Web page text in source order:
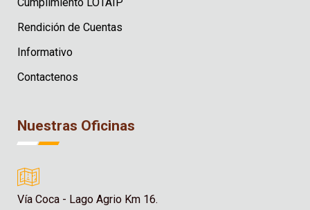
Rendición de Cuentas
Informativo
Contactenos
Nuestras Oficinas
Vía Coca - Lago Agrio Km 16.